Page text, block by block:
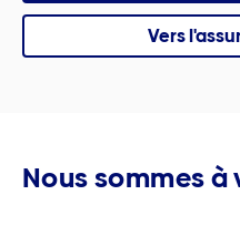
Vers
Nous sommes à